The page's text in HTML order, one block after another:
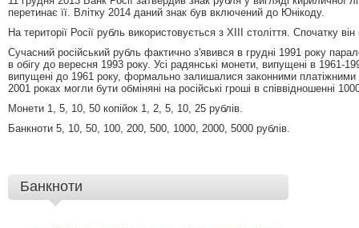
перетинає її. Влітку 2014 даний знак був включений до Юнікоду.
На території Росії рубль використовується з XIII століття. Спочатку він
Сучасний російський рубль фактично з'явився в грудні 1991 року
в обігу до вересня 1993 року. Усі радянські монети, випущені в 1961-
випущені до 1961 року, формально залишалися законними
2001 роках могли бути обміняні на російські гроші в співвідношенні
Монети 1, 5, 10, 50 копійок 1, 2, 5, 10, 25 рублів.
Банкноти 5, 10, 50, 100, 200, 500, 1000, 2000, 5000 рублів.
Банкноти